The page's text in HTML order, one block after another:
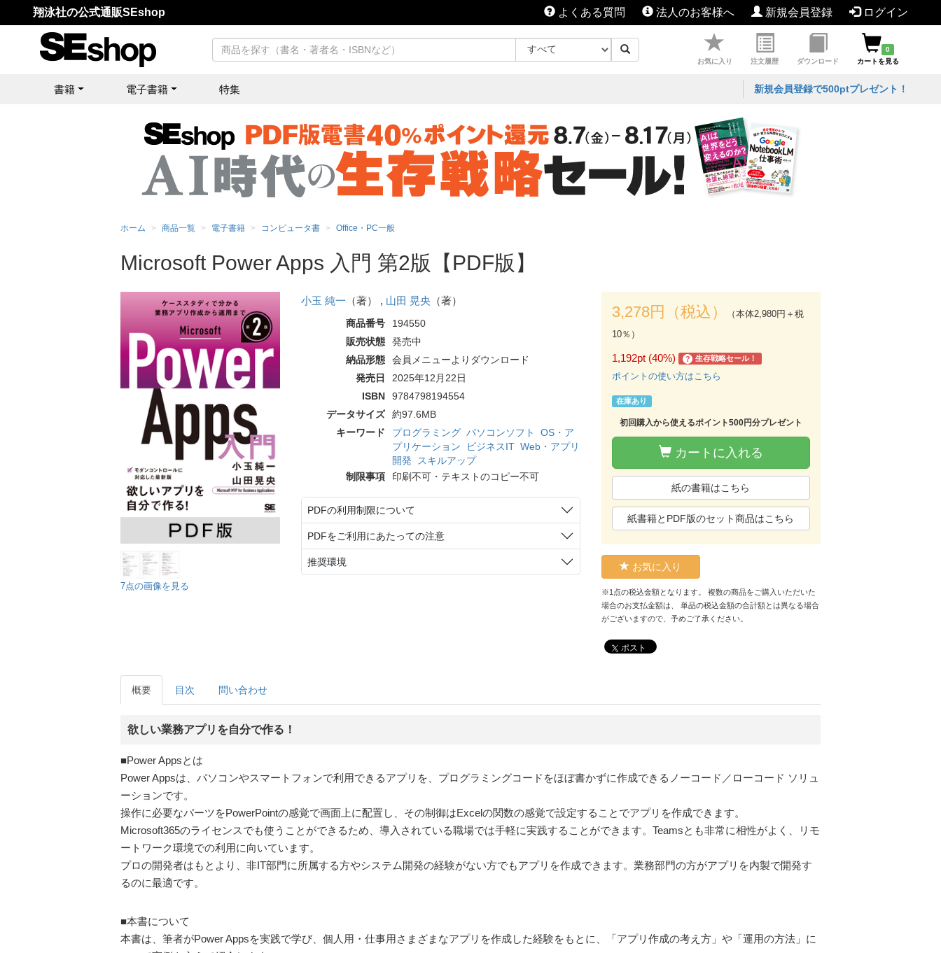
翔泳社の公式通販SEshop よくある質問 法人のお客様へ 新規会員登録 ログイン
お気に入り 注文履歴 ダウンロード
0
カートを見る
書籍 電子書籍 特集 新規会員登録で500ptプレゼント！
ホーム 商品一覧 電子書籍 コンピュータ書 Office・PC一般
Microsoft Power Apps 入門 第2版【PDF版】
7点の画像を見る
小玉 純一 （著） , 山田 晃央 （著）
商品番号
194550
販売状態
発売中
納品形態
会員メニューよりダウンロード
発売日
2025年12月22日
ISBN
9784798194554
データサイズ
約97.6MB
キーワード
プログラミング パソコンソフト
OS・ア
プリケーション
ビジネスIT Web・アプリ
開発
スキルアップ
制限事項
印刷不可・テキストのコピー不可
PDFの利用制限について
PDFをご利用にあたっての注意
推奨環境
3,278円（税込）
（本体2,980円＋税
10％）
1,192pt (40%) ? 生存戦略セール！
ポイントの使い方はこちら
在庫あり
初回購入から使えるポイント500円分プレゼント
カートに入れる
紙の書籍はこちら
紙書籍とPDF版のセット商品はこちら
お気に入り
※1点の税込金額となります。 複数の商品をご購入いただいた
場合のお支払金額は、 単品の税込金額の合計額とは異なる場合
がございますので、予めご了承ください。
ポスト
概要 目次 問い合わせ
欲しい業務アプリを自分で作る！
■Power Appsとは
Power Appsは、パソコンやスマートフォンで利用できるアプリを、プログラミングコードをほぼ書かずに作成できるノーコード／ローコード ソリュ
ーションです。
操作に必要なパーツをPowerPointの感覚で画面上に配置し、その制御はExcelの関数の感覚で設定することでアプリを作成できます。
Microsoft365のライセンスでも使うことができるため、導入されている職場では手軽に実践することができます。Teamsとも非常に相性がよく、リモ
ートワーク環境での利用に向いています。
プロの開発者はもとより、非IT部門に所属する方やシステム開発の経験がない方でもアプリを作成できます。業務部門の方がアプリを内製で開発す
るのに最適です。
■本書について
本書は、筆者がPower Appsを実践で学び、個人用・仕事用さまざまなアプリを作成した経験をもとに、「アプリ作成の考え方」や「運用の方法」に